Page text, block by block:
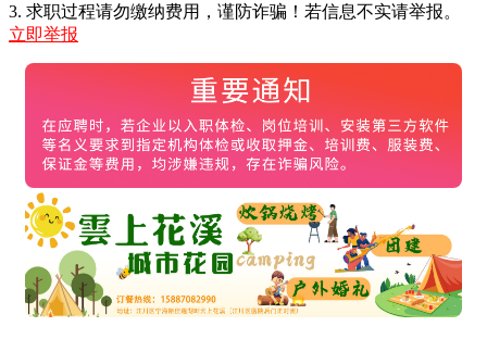
3. 求职过程请勿缴纳费用，谨防诈骗！若信息不实请举报。
立即举报